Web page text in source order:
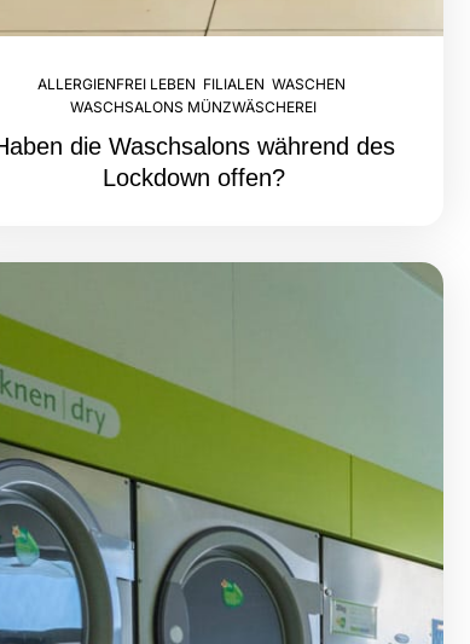
ALLERGIENFREI LEBEN FILIALEN ,WASCHEN
WASCHSALONS MÜNZWÄSCHEREI
die Waschsalons während des
Lockdown offen?